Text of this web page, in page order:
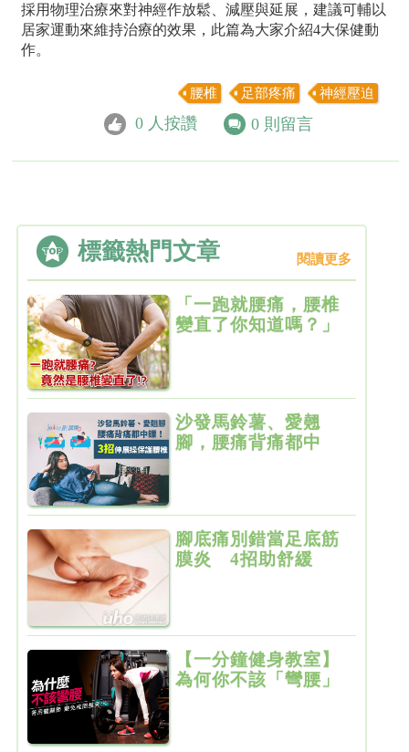
採用物理治療來對神經作放鬆、減壓與延展，建議可輔以
居家運動來維持治療的效果，此篇為大家介紹4大保健動
作。
腰椎 足部疼痛 神經壓迫
0 人按讚 0 則留言
標籤熱門文章 閱讀更多
「一跑就腰痛，腰椎
變直了你知道嗎？」
沙發馬鈴薯、愛翹
腳，腰痛背痛都中
腳底痛別錯當足底筋
膜炎 4招助舒緩
【一分鐘健身教室】
為何你不該「彎腰」